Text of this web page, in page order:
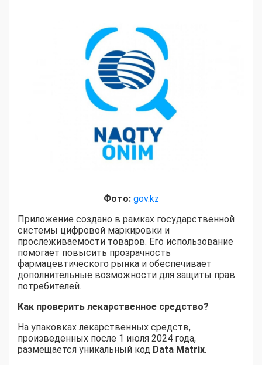
Фото:gov.kz
Приложение создано в рамках государственной
системы цифровой маркировки и
прослеживаемости товаров. Его использование
помогает повысить прозрачность
фармацевтического рынка и обеспечивает
дополнительные возможности для защиты прав
потребителей.
Как проверить лекарственное средство?
На упаковках лекарственных средств,
произведенных после 1 июля 2024 года,
размещается уникальный код Data Matrix.